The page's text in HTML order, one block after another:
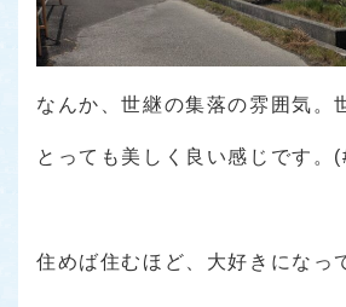
なんか、世継の集落の雰囲気。
とっても美しく良い感じです。
住めば住むほど、大好きになっ